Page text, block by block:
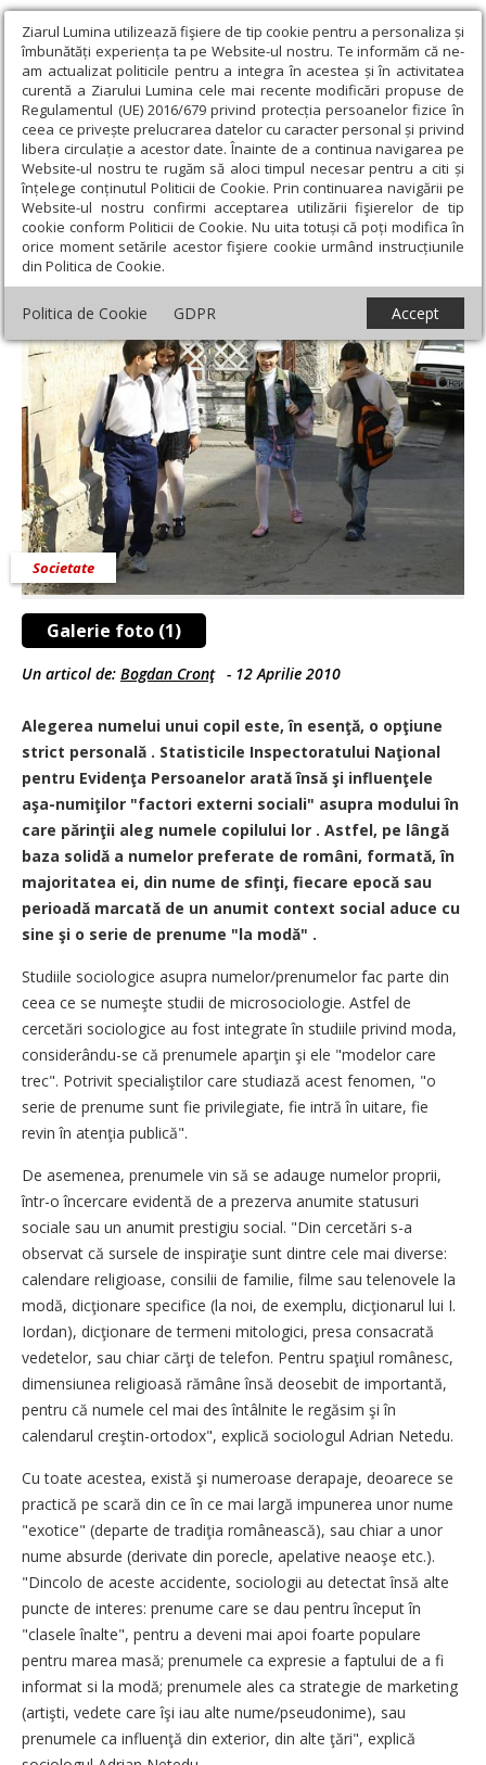
Ziarul Lumina utilizează fişiere de tip cookie pentru a personaliza și
îmbunătăți experiența ta pe Website-ul nostru. Te informăm că ne-
am actualizat politicile pentru a integra în acestea și în activitatea
curentă a Ziarului Lumina cele mai recente modificări propuse de
Regulamentul (UE) 2016/679 privind protecția persoanelor fizice în
ceea ce privește prelucrarea datelor cu caracter personal și privind
libera circulație a acestor date. Înainte de a continua navigarea pe
Website-ul nostru te rugăm să aloci timpul necesar pentru a citi și
înțelege conținutul Politicii de Cookie. Prin continuarea navigării pe
Website-ul nostru confirmi acceptarea utilizării fişierelor de tip
cookie conform Politicii de Cookie. Nu uita totuși că poți modifica în
orice moment setările acestor fişiere cookie urmând instrucțiunile
din Politica de Cookie.
Politica de Cookie GDPR Accept
Ziarul Lumina › Societate › Pedepsiţi să aibă nume „la modă“
Pedepsiţi să aibă nume „la modă“
Galerie foto (1)
Societate
Un articol de: Bogdan Cronţ - 12 Aprilie 2010
Alegerea numelui unui copil este, în esenţă, o opţiune
strict personală . Statisticile Inspectoratului Naţional
pentru Evidenţa Persoanelor arată însă şi influenţele
aşa-numiţilor "factori externi sociali" asupra modului în
care părinţii aleg numele copilului lor . Astfel, pe lângă
baza solidă a numelor preferate de români, formată, în
majoritatea ei, din nume de sfinţi, fiecare epocă sau
perioadă marcată de un anumit context social aduce cu
sine şi o serie de prenume "la modă" .
Studiile sociologice asupra numelor/prenumelor fac parte din
ceea ce se numeşte studii de microsociologie. Astfel de
cercetări sociologice au fost integrate în studiile privind moda,
considerându-se că prenumele aparţin şi ele "modelor care
trec". Potrivit specialiştilor care studiază acest fenomen, "o
serie de prenume sunt fie privilegiate, fie intră în uitare, fie
revin în atenţia publică".
De asemenea, prenumele vin să se adauge numelor proprii,
într-o încercare evidentă de a prezerva anumite statusuri
sociale sau un anumit prestigiu social. "Din cercetări s-a
observat că sursele de inspiraţie sunt dintre cele mai diverse:
calendare religioase, consilii de familie, filme sau telenovele la
modă, dicţionare specifice (la noi, de exemplu, dicţionarul lui I.
Iordan), dicţionare de termeni mitologici, presa consacrată
vedetelor, sau chiar cărţi de telefon. Pentru spaţiul românesc,
dimensiunea religioasă rămâne însă deosebit de importantă,
pentru că numele cel mai des întâlnite le regăsim şi în
calendarul creştin-ortodox", explică sociologul Adrian Netedu.
Cu toate acestea, există şi numeroase derapaje, deoarece se
practică pe scară din ce în ce mai largă impunerea unor nume
"exotice" (departe de tradiţia românească), sau chiar a unor
nume absurde (derivate din porecle, apelative neaoşe etc.).
"Dincolo de aceste accidente, sociologii au detectat însă alte
puncte de interes: prenume care se dau pentru început în
"clasele înalte", pentru a deveni mai apoi foarte populare
pentru marea masă; prenumele ca expresie a faptului de a fi
informat si la modă; prenumele ales ca strategie de marketing
(artişti, vedete care îşi iau alte nume/pseudonime), sau
prenumele ca influenţă din exterior, din alte ţări", explică